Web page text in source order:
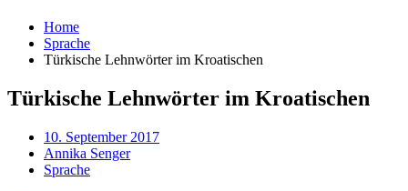
Home
Sprache
Türkische Lehnwörter im Kroatischen
Türkische Lehnwörter im Kroatischen
10. September 2017
Annika Senger
Sprache